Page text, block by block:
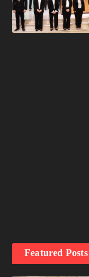
Featured Posts